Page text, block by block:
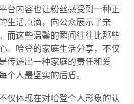
台内容也让粉丝感受到一种正
生活点滴，向公众展示了亲
而这些温馨的瞬间往往比那些
。哈登的家庭生活分享，不仅
传递出一种家庭的责任和爱
个人最坚实的后盾。
仅体现在对哈登个人形象的认